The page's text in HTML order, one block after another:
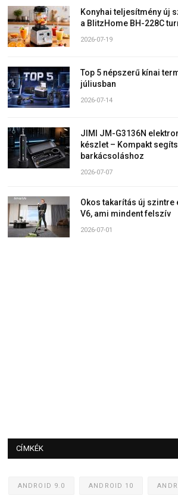
Konyhai teljesítmény új
a BlitzHome BH-228C
2026-07-19
Top 5 népszerű kínai
júliusban
2026-07-14
JIMI JM-G3136N
készlet – Kompakt
barkácsoláshoz
2026-07-07
Okos takarítás új szintre
V6, ami mindent felszív
2026-07-01
CÍMKÉK
ANDROID 9.0 ANDROID 10